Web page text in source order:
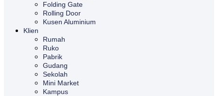
Folding Gate
Rolling Door
Kusen Aluminium
Klien
Rumah
Ruko
Pabrik
Gudang
Sekolah
Mini Market
Kampus